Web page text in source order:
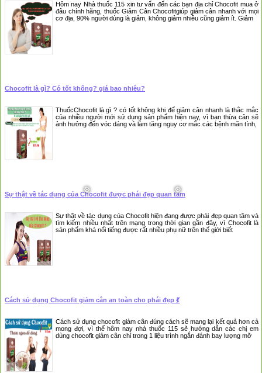
Hôm nay Nhà thuốc 115 xin tư vấn đến các bạn địa chỉ Chocofit mua ở
đâu chính hãng, thuốc Giảm Cân Chocofitgiúp giảm cân nhanh với mọi
cơ địa, 90% người dùng là giảm, không giảm nhiều cũng giảm ít. Giảm
Chocofit là gì? Có tốt không? giá bao nhiêu?
ThuốcChocofit là gì ? có tốt không khi để giảm cân nhanh là thắc mắc
của nhiều người mới sử dụng sản phẩm hiện nay, vì bạn thừa cân sẽ
ảnh hưởng đến vóc dáng và làm tăng nguy cơ mắc các bệnh mãn tính,
Sự thật về tác dụng của Chocofit được phái đẹp quan tâm
Sự thật về tác dụng của Chocofit hiện đang được phái đẹp quan tâm và
tìm kiếm nhiều nhất trên mạng trong thời gian gần đây, vì Chocofit là
sản phẩm khá nổi tiếng được rất nhiều phụ nữ trên thế giới biết
Cách sử dụng Chocofit giảm cân an toàn cho phái đẹp 💃
Cách sử dụng chocofit giảm cân đúng cách sẽ mang lại kết quả hơn cả
mong đợi, vì thế hôm nay nhà thuốc 115 sẽ hướng dẫn các chị em
dùng chocofit giảm cân chỉ trong 1 liệu trình ngắn đánh bay lượng mỡ